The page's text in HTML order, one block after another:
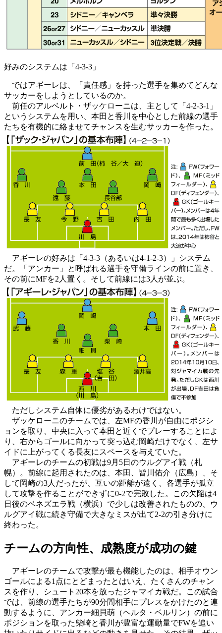
好みのシステムは「4-3-3」
ではアギーレは、「責任感」を持った選手を集めてどんな
サッカーをしようとしているのか。
前任のアルベルト・ザッケローニは、主として「4-2-3-1」
というシステムを用い、本田と香川を中心とした前線の選手
たちを有機的に絡ませてチャンスを生むサッカーを作った。
アギーレの好みは「4-3-3（あるいは4-1-2-3）」システム
だ。「アンカー」と呼ばれる選手を守備ラインの前に置き、
その前にMFを2人置く。そして前線には3人が並ぶ。
ただしシステム自体に優劣があるわけではない。
ザッケローニのチームでは、左MFの香川が自由にポジシ
ョンを取り、中央に入って本田と近くでプレーすることによ
り、右からゴールに向かって突っ込む岡崎だけでなく、左サ
イドに上がってくる長友にスペースを与えていた。
アギーレのチームの初戦は9月5日のウルグアイ戦（札
幌）。前線に起用されたのは、本田、皆川佑介（広島）、そ
して岡崎の3人だったが、互いの距離が遠く、各選手が孤立
して攻撃を作ることができずに0-2で完敗した。この欠陥は4
日後のベネズエラ戦（横浜）で少しは改善されたものの、ウ
ルグアイ戦に続き守備で大きなミスが出て2-2の引き分けに
終わった。
チームの方向性、成熟度が成功の鍵
アギーレのチームで攻撃が最も機能したのは、相手オウン
ゴールによる1点にとどまったとはいえ、たくさんのチャン
スを作り、シュート20本を放ったジャマイカ戦だ。この試合
では、前線の選手たちが90分間相手にプレスをかけたのと連
動するように、アンカー細貝萌（ヘルタ・ベルリン）の前に
ポジションを取った柴崎と香川が豊富な運動量でFWを追い